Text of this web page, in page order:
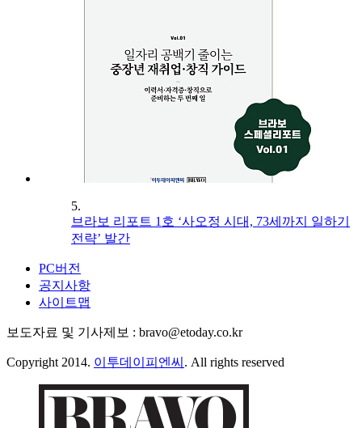
5.
브라보 리포트 1호 ‘사오정 시대, 73세까지 일하기
전략’ 발간
PC버전
공지사항
사이트맵
보도자료 및 기사제보 : bravo@etoday.co.kr
Copyright 2014. 이투데이피엔씨 . All rights reserved